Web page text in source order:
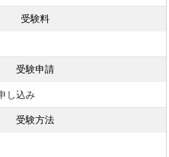
受験料
受験申請
し込み
受験方法